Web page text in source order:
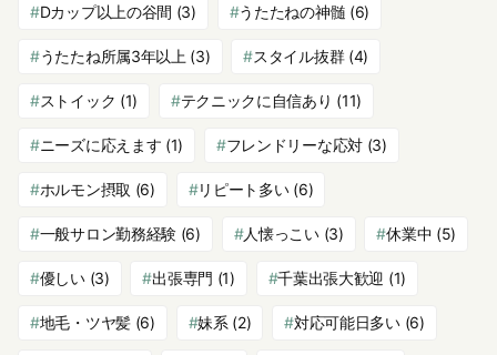
Dカップ以上の谷間 (3) うたたねの神髄 (6)
うたたね所属3年以上 (3) スタイル抜群(4)
ストイック (1) テクニックに自信あり (11)
ニーズに応えます (1) フレンドリーな応対(3)
ホルモン摂取 (6) リピート多い(6)
一般サロン勤務経験 (6) 人懐っこい(3) 休業中 (5)
優しい(3) 出張専門 (1) 千葉出張大歓迎 (1)
地毛・ツヤ髪(6) 妹系 (2) 対応可能日多い(6)